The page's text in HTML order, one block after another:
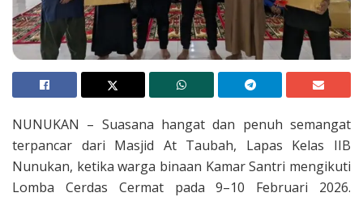
NUNUKAN – Suasana hangat dan penuh semangat
terpancar dari Masjid At Taubah, Lapas Kelas IIB
Nunukan, ketika warga binaan Kamar Santri mengikuti
Lomba Cerdas Cermat pada 9–10 Februari 2026.